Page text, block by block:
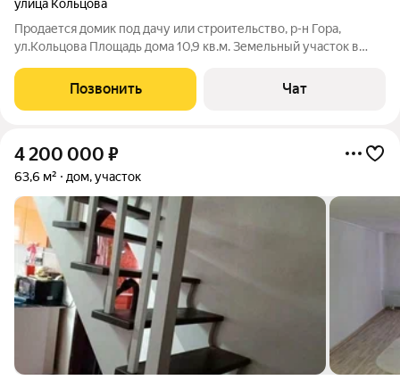
улица Кольцова
Продается домик под дачу или строительство, р-н Гора,
ул.Кольцова Площадь дома 10,9 кв.м. Земельный участок в
рядом "Караськино озеро".
Позвонить Чат
4 200 000 ₽
63,6 м² дом, участок